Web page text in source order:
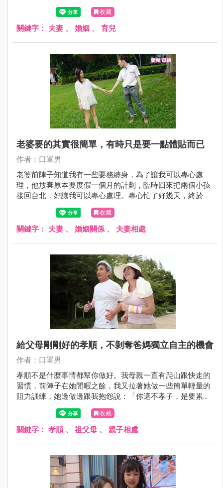
的，「妳可以快一點嗎？」
收藏
關鍵字： 夫妻 、 婚姻 、 育兒
老婆要的其實很簡單，有時只是要一點體貼而已
作者：口罩男
老婆前陣子知道我有一些要務纏身，為了讓我可以專心處
理，他放棄原本要度假一個月的計劃，臨時回來把兩個小孩
接回台北，好讓我可以專心處理。專心忙了好幾天，終於把
部分的工作消化完，看了一下手機訊息，老婆擔心的問我有
沒有吃飯、工作來得及嗎？一直很內疚道歉說，都是他不在
家讓我顧小孩才會導致工作做不完，邊道歉邊跟我說：「老
收藏
關鍵字： 夫妻 、 婚姻關係 、 夫妻相處
給父母剛剛好的孝順，不剝奪爸媽獨立自主的機會
作者：口罩男
孝順不是什麼事情都幫你做好。我母親一直有爬山跟快走的
習慣，前陣子在她閒暇之餘，我又拉著她做一些簡單輕量的
阻力訓練，她邊做邊跟我抱怨說：「你這不孝子，是要累死
我嗎？」我笑著對她說：「這是為你好，剩最後一下，做完
我們就休息。」
收藏
關鍵字： 孝順 、 祖父母 、 親子相處